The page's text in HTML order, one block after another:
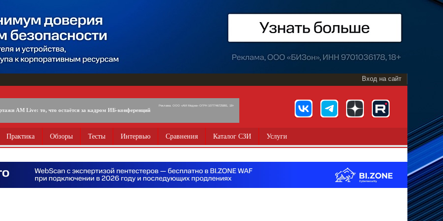
Вход на сайт
AM Live: то, что остаётся за кадром ИБ-конференций
Реклама. ООО «АМ Медиа» ОГРН 1077746725891, 18+
Практика Обзоры Тесты Интервью Сравнения Каталог СЗИ Услуги